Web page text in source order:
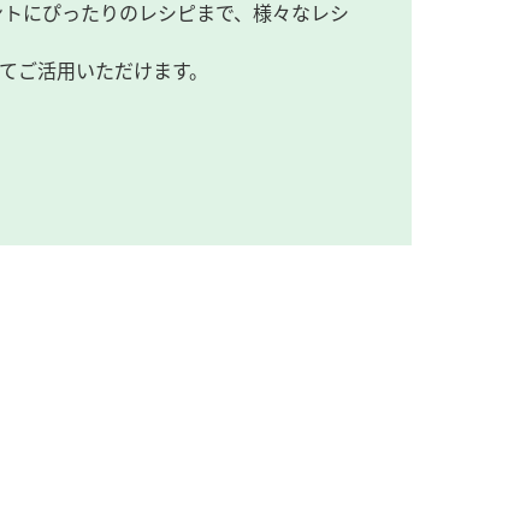
にぴったりのレシピまで、様々なレシ
ご活用いただけます。